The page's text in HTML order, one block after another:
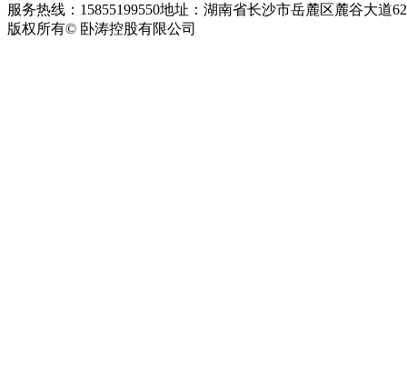
服务热线：15855199550地址：湖南省长沙市岳麓区麓谷大道
版权所有© 卧涛控股有限公司